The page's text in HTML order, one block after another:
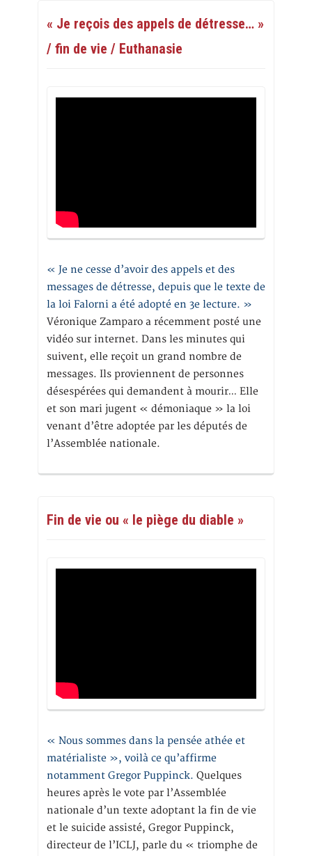
« Je reçois des appels de détresse… »
/ fin de vie / Euthanasie
« Je ne cesse d’avoir des appels et des
messages de détresse, depuis que le texte de
la loi Falorni a été adopté en 3e lecture. »
Véronique Zamparo a récemment posté une
vidéo sur internet. Dans les minutes qui
suivent, elle reçoit un grand nombre de
messages. Ils proviennent de personnes
désespérées qui demandent à mourir… Elle
et son mari jugent « démoniaque » la loi
venant d’être adoptée par les députés de
l’Assemblée nationale.
Fin de vie ou « le piège du diable »
« Nous sommes dans la pensée athée et
matérialiste », voilà ce qu’affirme
notamment Gregor Puppinck. Quelques
heures après le vote par l’Assemblée
nationale d’un texte adoptant la fin de vie
et le suicide assisté, Gregor Puppinck,
directeur de l’ICLJ, parle du « triomphe de